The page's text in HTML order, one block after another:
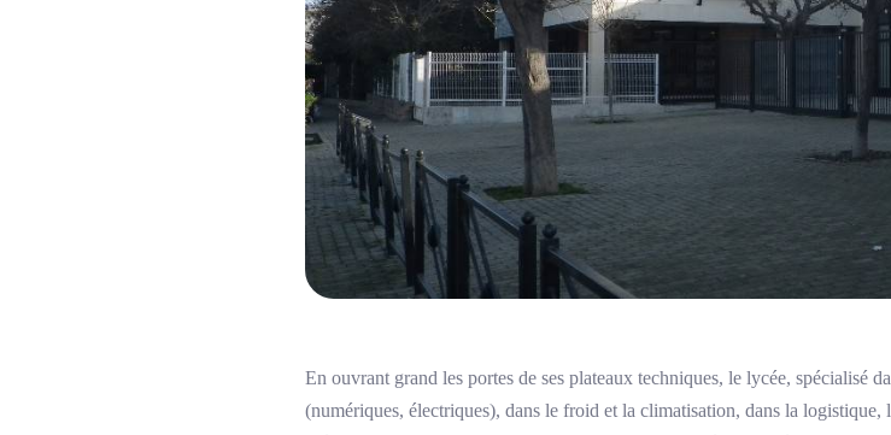
En ouvrant grand les portes de ses plateaux techniques, le lycée, spécialisé
(numériques, électriques), dans le froid et la climatisation, dans la